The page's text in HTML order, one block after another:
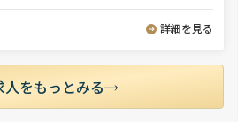
詳細を見る
人をもっとみる